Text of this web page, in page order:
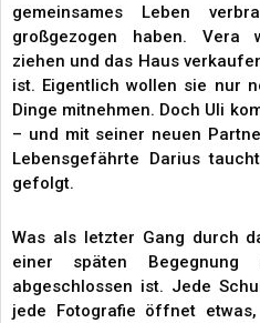
gemeinsames Leben
großgezogen haben. Vera
ziehen und das Haus
ist. Eigentlich wollen sie nur
Dinge mitnehmen. Doch Uli
– und mit seiner neuen
Lebensgefährte Darius
gefolgt.
Was als letzter Gang durch
einer späten
abgeschlossen ist. Jede
jede Fotografie öffnet